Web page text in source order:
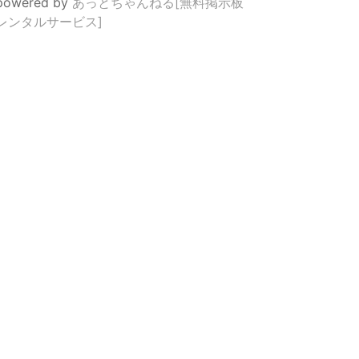
ンタルサービス]